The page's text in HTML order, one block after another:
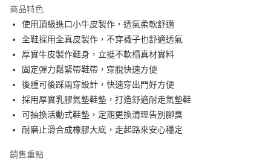
合作金庫商業銀行
華南商業銀行
彰化商業銀行
上海商業儲蓄銀行
台北富邦商業銀行
國泰世華商業銀行
兆豐國際商業銀行
臺灣中小企業銀行
台中商業銀行
匯豐（台灣）商業銀行
華泰商業銀行
聯邦商業銀行
遠東國際商業銀行
元大商業銀行
永豐商業銀行
玉山商業銀行
星展（台灣）商業銀行
台新國際商業銀行
中國信託商業銀行
超商取貨付款
LINE Pay
Apple Pay
街口支付
Google Pay
全盈+PAY
商品特色
使用頂級進口小牛皮製作，透氣柔軟舒適
全鞋採用全真皮製作，不穿襪子也舒適透氣
厚實牛皮製作鞋身，立挺不軟榻真材實料
固定彈力鬆緊帶鞋帶，穿脫快速方便
後腫可後踩兩穿設計，快速穿出門好方便
採用厚實乳膠氣墊鞋墊，打造舒適耐走氣墊鞋
可抽換活動式鞋墊，定期更換清理告別腳臭
耐磨止滑合成橡膠大底，走起路來安心穩定
銷售重點